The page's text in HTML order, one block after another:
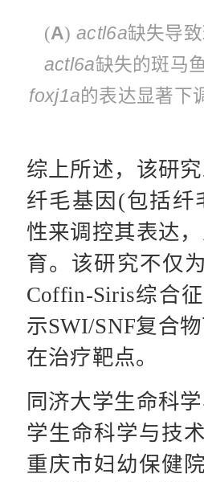
(A) actl6a缺失导
actl6a缺失的斑马
foxj1a的表达显著下
综上所述，该研
纤毛基因(包括纤
性来调控其表达
育。该研究不仅
Coffin-Siris综合
示SWI/SNF复合
在治疗靶点。
同济大学生命科
学生命科学与技
重庆市妇幼保健